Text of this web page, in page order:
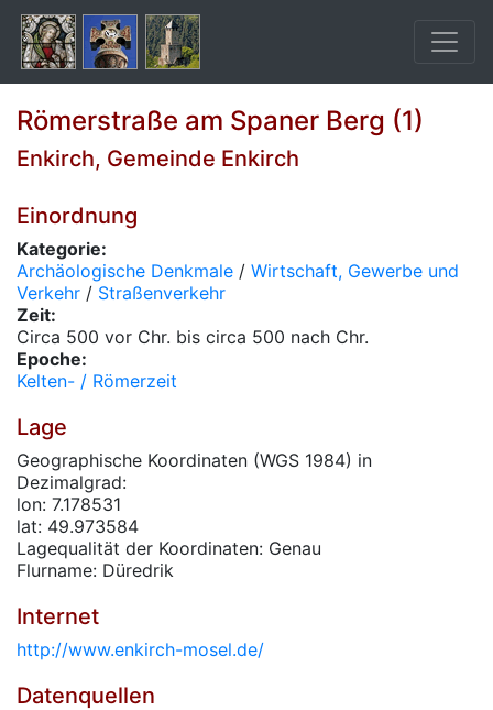
Römerstraße am Spaner Berg (1)
Enkirch, Gemeinde Enkirch
Einordnung
Kategorie:
Archäologische Denkmale / Wirtschaft, Gewerbe und
Verkehr / Straßenverkehr
Zeit:
Circa 500 vor Chr. bis circa 500 nach Chr.
Epoche:
Kelten- / Römerzeit
Lage
Geographische Koordinaten (WGS 1984) in
Dezimalgrad:
lon: 7.178531
lat: 49.973584
Lagequalität der Koordinaten: Genau
Flurname: Düredrik
Internet
http://www.enkirch-mosel.de/
Datenquellen